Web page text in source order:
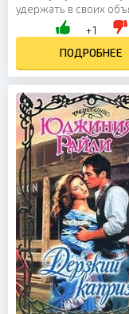
удержать в своих
Колорадо Кейт —
красивую и дерзкую
разбойниц Дикого
не...
+1
ПОДРОБНЕЕ